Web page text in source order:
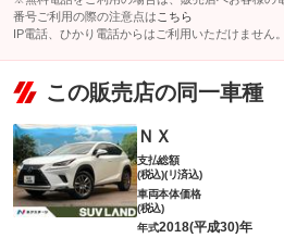
番号ご利用の際の注意点は こちら
IP電話、ひかり電話からはご利用いただけません。
この販売店の同一車種
ＮＸ
支払総額
(税込)(リ済込)
車両本体価格
(税込)
年式2018(平成30)年